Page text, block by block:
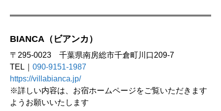
BIANCA（ビアンカ）
〒295-0023 千葉県南房総市千倉町川口209-7
TEL｜ 090-9151-1987
https://villabianca.jp/
※詳しい内容は、お宿ホームページをご覧いただきます
ようお願いいたします